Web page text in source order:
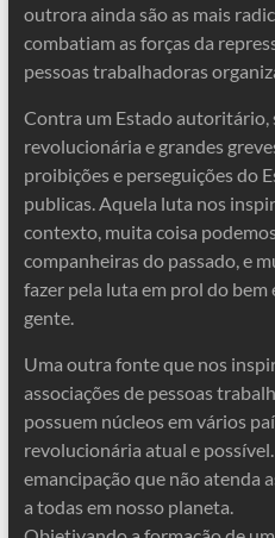
outrora ainda são as mais
combatiam as forças da
pessoas trabalhadoras
Contra um Estado autoritário,
revolucionária e grandes
proibições e perseguições do
publicas. Aquela luta nos
contexto, muita coisa
companheiras do passado, e
fazer pela luta em prol do bem
gente.
Uma outra fonte que nos
associações de pessoas
possuem núcleos em vários
revolucionária atual e
emancipação que não atenda
a todas em nosso planeta.